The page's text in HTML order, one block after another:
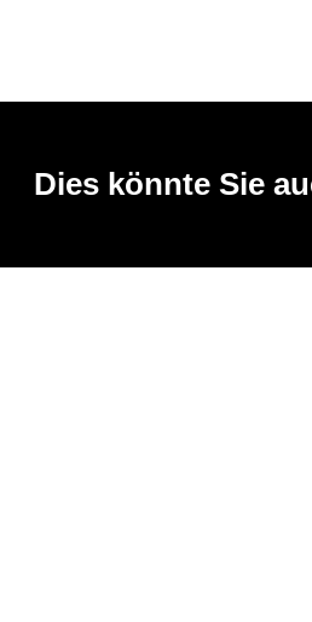
Dies könnte Sie